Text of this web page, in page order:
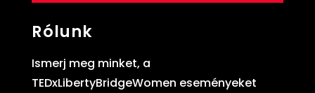
Rólunk
Ismerj meg minket, a
TEDxLibertyBridgeWomen eseményeket